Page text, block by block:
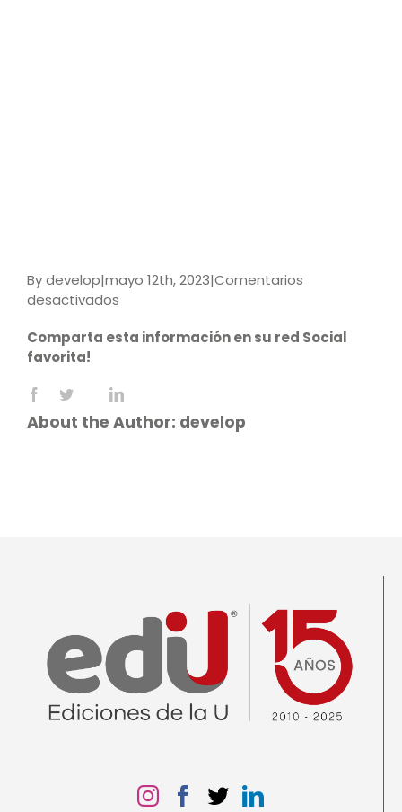
Bydevelop|mayo 12th, 2023|Comentarios
desactivados
Comparta esta información en su red Social
favorita!
Facebook
X RedditLinkedIn
About the Author: develop